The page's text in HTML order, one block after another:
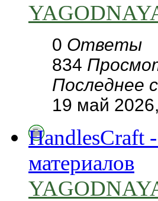
0 Ответы
834
Последнее
19 май
HandlesCraft
материалов